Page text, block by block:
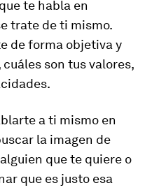
te habla en
trate de ti mismo.
de forma objetiva y
son tus valores,
a ti mismo en
la imagen de
que te quiere o
que es justo esa